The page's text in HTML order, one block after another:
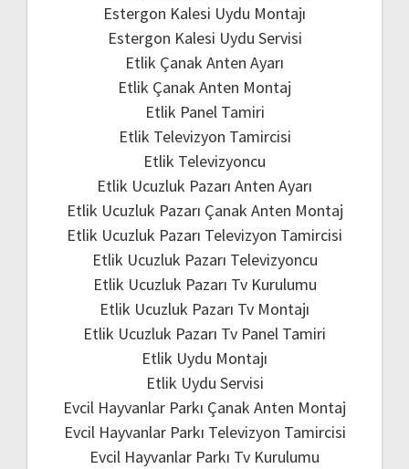
Estergon Kalesi Uydu Montajı
Estergon Kalesi Uydu Servisi
Etlik Çanak Anten Ayarı
Etlik Çanak Anten Montaj
Etlik Panel Tamiri
Etlik Televizyon Tamircisi
Etlik Televizyoncu
Etlik Ucuzluk Pazarı Anten Ayarı
Etlik Ucuzluk Pazarı Çanak Anten Montaj
Etlik Ucuzluk Pazarı Televizyon Tamircisi
Etlik Ucuzluk Pazarı Televizyoncu
Etlik Ucuzluk Pazarı Tv Kurulumu
Etlik Ucuzluk Pazarı Tv Montajı
Etlik Ucuzluk Pazarı Tv Panel Tamiri
Etlik Uydu Montajı
Etlik Uydu Servisi
Evcil Hayvanlar Parkı Çanak Anten Montaj
Evcil Hayvanlar Parkı Televizyon Tamircisi
Evcil Hayvanlar Parkı Tv Kurulumu